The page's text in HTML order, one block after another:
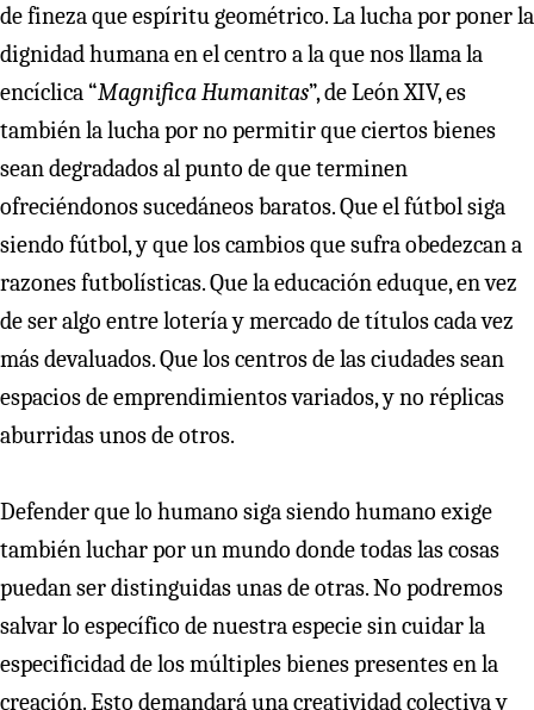
de fineza que espíritu geométrico. La lucha por poner la
dignidad humana en el centro a la que nos llama la
encíclica “Magnifica Humanitas”, de León XIV, es
también la lucha por no permitir que ciertos bienes
sean degradados al punto de que terminen
ofreciéndonos sucedáneos baratos. Que el fútbol siga
siendo fútbol, y que los cambios que sufra obedezcan a
razones futbolísticas. Que la educación eduque, en vez
de ser algo entre lotería y mercado de títulos cada vez
más devaluados. Que los centros de las ciudades sean
espacios de emprendimientos variados, y no réplicas
aburridas unos de otros.
Defender que lo humano siga siendo humano exige
también luchar por un mundo donde todas las cosas
puedan ser distinguidas unas de otras. No podremos
salvar lo específico de nuestra especie sin cuidar la
especificidad de los múltiples bienes presentes en la
creación. Esto demandará una creatividad colectiva y